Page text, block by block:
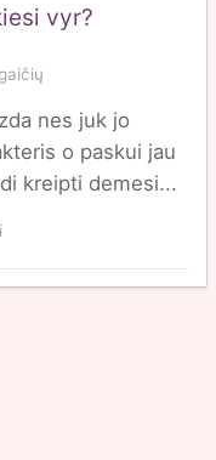
vyr?
nes juk jo
o paskui jau
kreipti demesi...